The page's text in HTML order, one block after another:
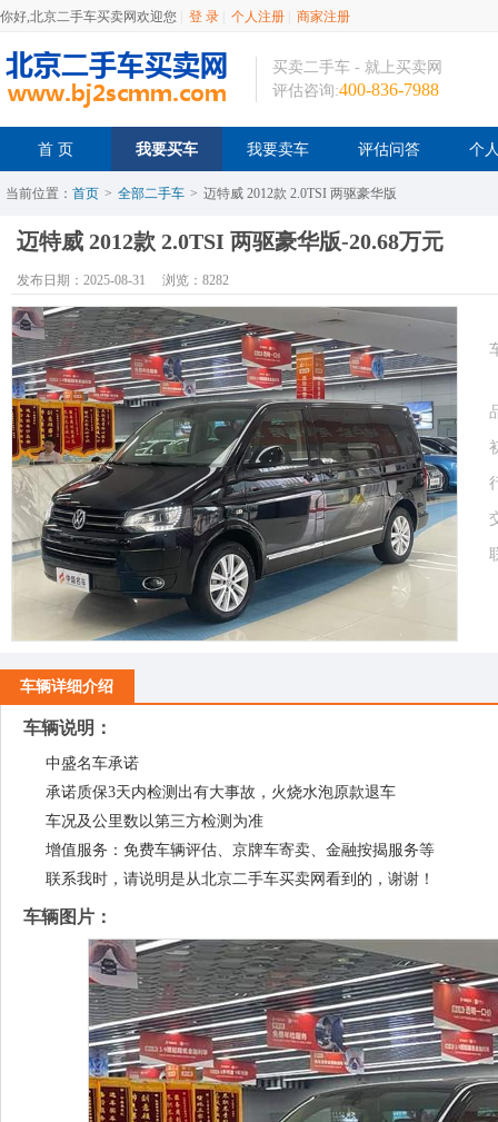
你好,北京二手车买卖网欢迎您 登 录 个人注册 商家注册
买卖二手车 - 就上买卖网
评估咨询:400-836-7988
首 页 我要买车 我要卖车 评估问答 个
当前位置： 首页 > 全部二手车 > 迈特威 2012款 2.0TSI 两驱豪华版
迈特威 2012款 2.0TSI 两驱豪华版-20.68万元
发布日期：2025-08-31 浏览：8282
车辆详细介绍
车辆说明：
中盛名车承诺
承诺质保3天内检测出有大事故，火烧水泡原款退车
车况及公里数以第三方检测为准
增值服务：免费车辆评估、京牌车寄卖、金融按揭服务等
联系我时，请说明是从北京二手车买卖网看到的，谢谢！
车辆图片：